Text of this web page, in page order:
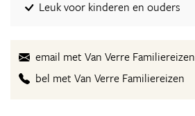
Leuk voor kinderen en ouders
email met Van Verre Familiereizen
bel met Van Verre Familiereizen